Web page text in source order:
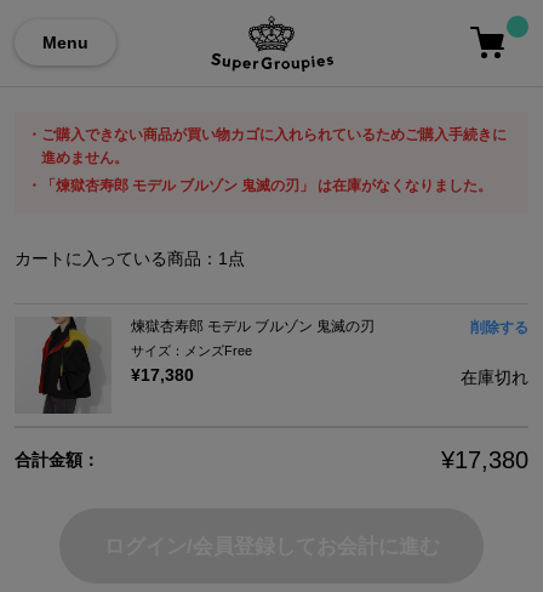
Menu
ご購入できない商品が買い物カゴに入れられているためご購入手続きに
進めません。
「煉獄杏寿郎 モデル ブルゾン 鬼滅の刃」 は在庫がなくなりました。
カートに入っている商品： 1 点
煉獄杏寿郎 モデル ブルゾン 鬼滅の刃
サイズ：メンズFree
¥17,380
削除する
在庫切れ
合計金額： ¥17,380